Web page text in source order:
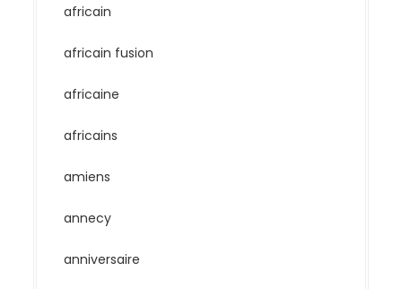
africain
africain fusion
africaine
africains
amiens
annecy
anniversaire